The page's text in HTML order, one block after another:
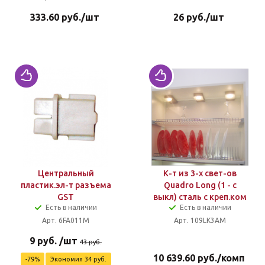
333.60руб./шт 26 руб./шт
Центральный
пластик.эл-т разъема
GST
Есть в наличии
Арт. 6FA011M
9 руб. /шт 43руб.
-79% Экономия 34руб.
К-т из 3-х свет-ов
Quadro Long (1 - с
выкл) сталь с креп.ком
Есть в наличии
Арт. 109LK3AM
10 639.60руб./комп